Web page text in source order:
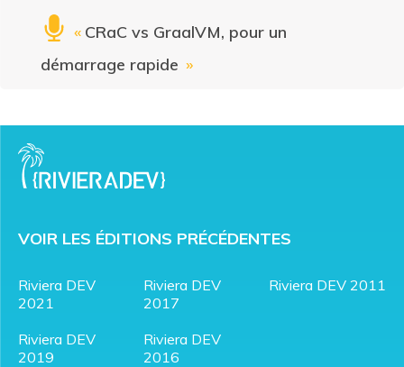
« CRaC vs GraalVM, pour un
démarrage rapide »
VOIR LES ÉDITIONS PRÉCÉDENTES
Riviera DEV
2021
Riviera DEV
2019
Riviera DEV
2017
Riviera DEV
2016
Riviera DEV 2011